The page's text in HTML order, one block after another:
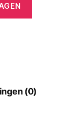
(0)